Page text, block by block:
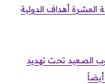
العشرة أهداف الدولية
الصعيد تحت تهديد